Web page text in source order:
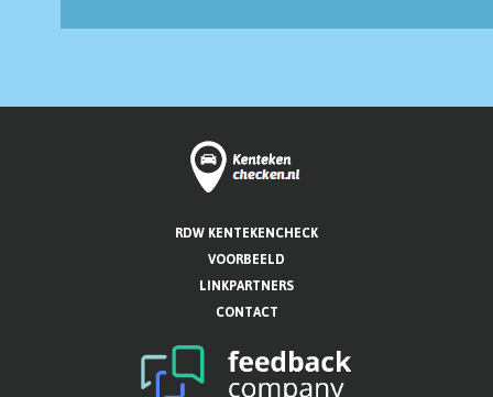
RDW KENTEKENCHECK
VOORBEELD
LINKPARTNERS
CONTACT